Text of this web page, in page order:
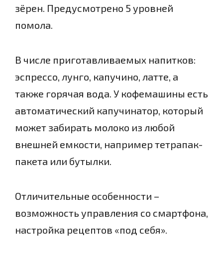
зёрен. Предусмотрено 5 уровней
помола.
В числе приготавливаемых напитков:
эспрессо, лунго, капучино, латте, а
также горячая вода. У кофемашины есть
автоматический капучинатор, который
может забирать молоко из любой
внешней емкости, например тетрапак-
пакета или бутылки.
Отличительные особенности –
возможность управления со смартфона,
настройка рецептов «под себя».